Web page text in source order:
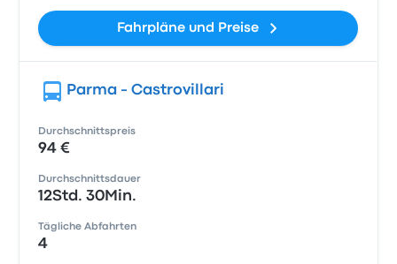
Fahrpläne und Preise
Parma - Castrovillari
Durchschnittspreis
94 €
Durchschnittsdauer
12Std. 30Min.
Tägliche Abfahrten
4